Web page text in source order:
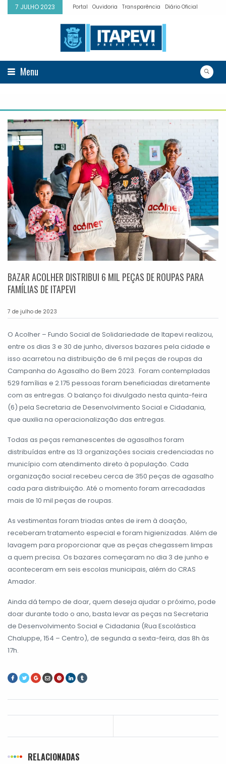
7 JULHO 2023 Portal Ouvidoria Transparência Diário Oficial
Menu
BAZAR ACOLHER DISTRIBUI 6 MIL PEÇAS DE ROUPAS PARA
FAMÍLIAS DE ITAPEVI
7 de julho de 2023
O Acolher – Fundo Social de Solidariedade de Itapevi realizou,
entre os dias 3 e 30 de junho, diversos bazares pela cidade e
isso acarretou na distribuição de 6 mil peças de roupas da
Campanha do Agasalho do Bem 2023. Foram contempladas
529 famílias e 2.175 pessoas foram beneficiadas diretamente
com as entregas. O balanço foi divulgado nesta quinta-feira
(6) pela Secretaria de Desenvolvimento Social e Cidadania,
que auxilia na operacionalização das entregas.
Todas as peças remanescentes de agasalhos foram
distribuídas entre as 13 organizações sociais credenciadas no
município com atendimento direto à população. Cada
organização social recebeu cerca de 350 peças de agasalho
cada para distribuição. Até o momento foram arrecadadas
mais de 10 mil peças de roupas.
As vestimentas foram triadas antes de irem à doação,
receberam tratamento especial e foram higienizadas. Além de
lavagem para proporcionar que as peças chegassem limpas
a quem precisa. Os bazares começaram no dia 3 de junho e
aconteceram em seis escolas municipais, além do CRAS
Amador.
Ainda dá tempo de doar, quem deseja ajudar o próximo, pode
doar durante todo o ano, basta levar as peças na Secretaria
de Desenvolvimento Social e Cidadania (Rua Escolástica
Chaluppe, 154 – Centro), de segunda a sexta-feira, das 8h às
17h.
RELACIONADAS